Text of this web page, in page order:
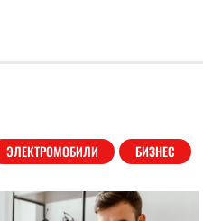
ЭЛЕКТРОМОБИЛИ БИЗНЕС